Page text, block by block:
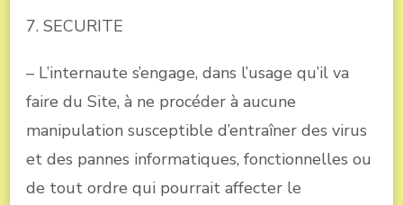
7. SECURITE
– L’internaute s’engage, dans l’usage qu’il va
faire du Site, à ne procéder à aucune
manipulation susceptible d’entraîner des virus
et des pannes informatiques, fonctionnelles ou
de tout ordre qui pourrait affecter le